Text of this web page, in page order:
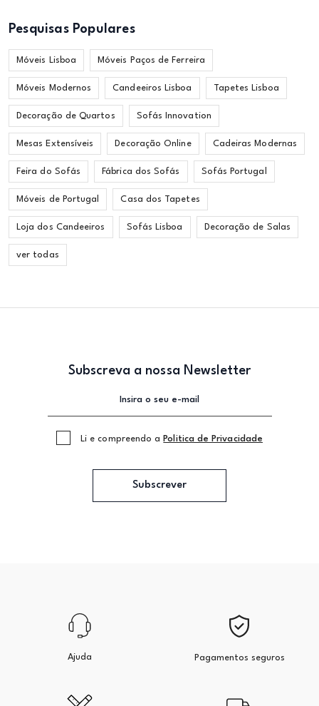
Pesquisas Populares
Móveis Lisboa Móveis Paços de Ferreira
Móveis Modernos Candeeiros Lisboa Tapetes Lisboa
Decoração de Quartos Sofás Innovation
Mesas Extensíveis Decoração Online Cadeiras Modernas
Feira do Sofás Fábrica dos Sofás Sofás Portugal
Móveis de Portugal Casa dos Tapetes
Loja dos Candeeiros Sofás Lisboa Decoração de Salas
ver todas
Subscreva a nossa Newsletter
Li e compreendo a Politica de Privacidade
Subscrever
Ajuda Pagamentos seguros